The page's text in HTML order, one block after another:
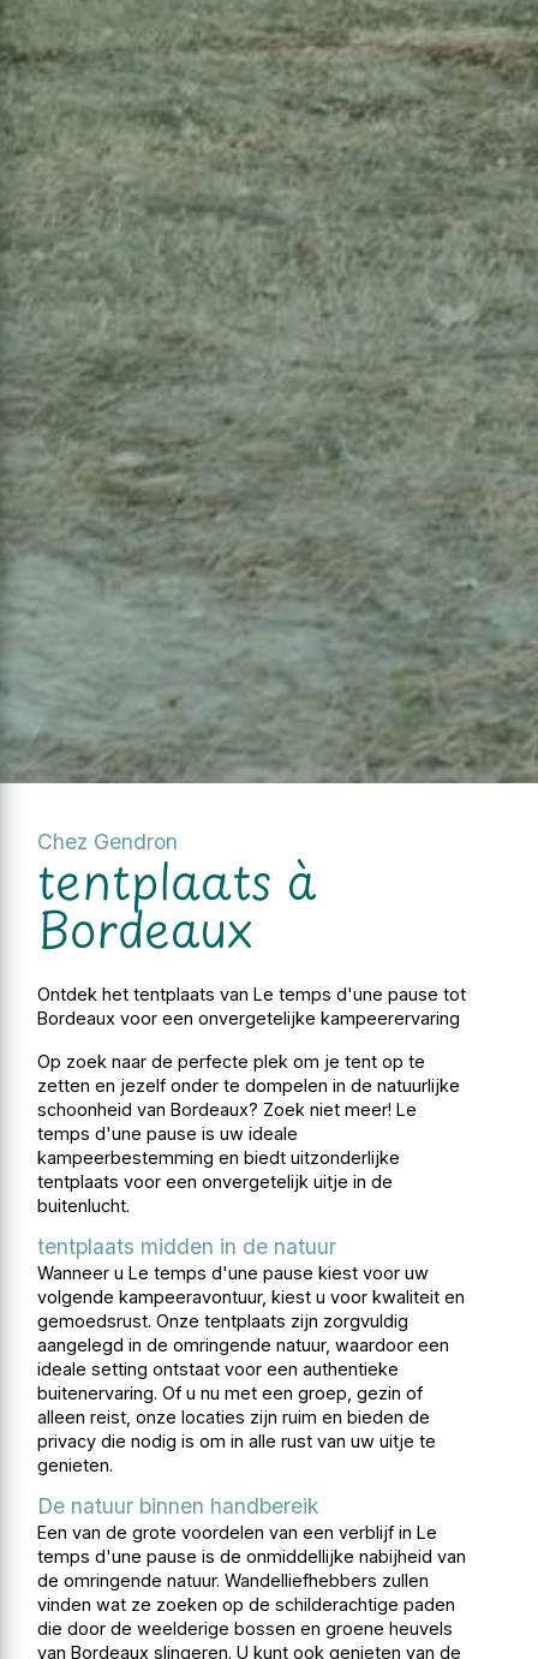
Chez Gendron
tentplaats à
Bordeaux
Ontdek het tentplaats van Le temps d'une pause tot
Bordeaux voor een onvergetelijke kampeerervaring
Op zoek naar de perfecte plek om je tent op te
zetten en jezelf onder te dompelen in de natuurlijke
schoonheid van Bordeaux? Zoek niet meer! Le
temps d'une pause is uw ideale
kampeerbestemming en biedt uitzonderlijke
tentplaats voor een onvergetelijk uitje in de
buitenlucht.
tentplaats midden in de natuur
Wanneer u Le temps d'une pause kiest voor uw
volgende kampeeravontuur, kiest u voor kwaliteit en
gemoedsrust. Onze tentplaats zijn zorgvuldig
aangelegd in de omringende natuur, waardoor een
ideale setting ontstaat voor een authentieke
buitenervaring. Of u nu met een groep, gezin of
alleen reist, onze locaties zijn ruim en bieden de
privacy die nodig is om in alle rust van uw uitje te
genieten.
De natuur binnen handbereik
Een van de grote voordelen van een verblijf in Le
temps d'une pause is de onmiddellijke nabijheid van
de omringende natuur. Wandelliefhebbers zullen
vinden wat ze zoeken op de schilderachtige paden
die door de weelderige bossen en groene heuvels
van Bordeaux slingeren. U kunt ook genieten van de